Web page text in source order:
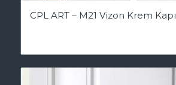
CPL ART – M21 Vizon Krem Kapı